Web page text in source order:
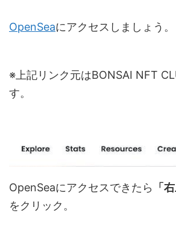
OpenSeaにアクセスしましょう。
※上記リンク元はBONSAI NFT
す。
OpenSeaにアクセスできたら
「
をクリック。